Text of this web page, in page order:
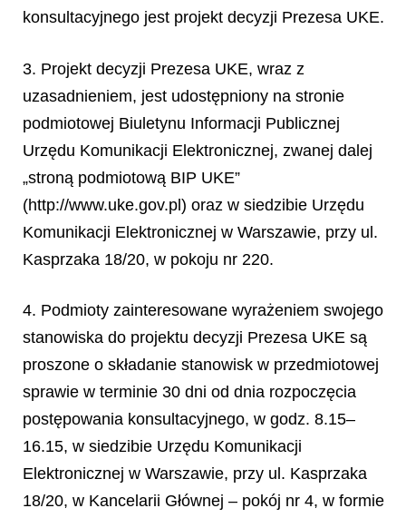
konsultacyjnego jest projekt decyzji Prezesa UKE.
3. Projekt decyzji Prezesa UKE, wraz z
uzasadnieniem, jest udostępniony na stronie
podmiotowej Biuletynu Informacji Publicznej
Urzędu Komunikacji Elektronicznej, zwanej dalej
„stroną podmiotową BIP UKE”
(http://www.uke.gov.pl) oraz w siedzibie Urzędu
Komunikacji Elektronicznej w Warszawie, przy ul.
Kasprzaka 18/20, w pokoju nr 220.
4. Podmioty zainteresowane wyrażeniem swojego
stanowiska do projektu decyzji Prezesa UKE są
proszone o składanie stanowisk w przedmiotowej
sprawie w terminie 30 dni od dnia rozpoczęcia
postępowania konsultacyjnego, w godz. 8.15–
16.15, w siedzibie Urzędu Komunikacji
Elektronicznej w Warszawie, przy ul. Kasprzaka
18/20, w Kancelarii Głównej – pokój nr 4, w formie